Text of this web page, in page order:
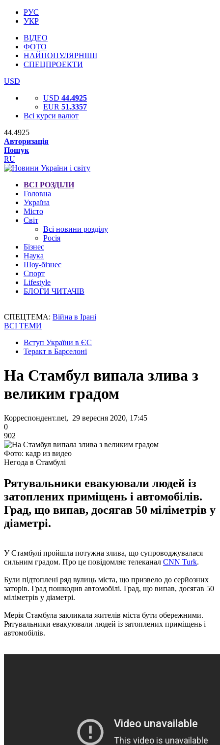
РУС
УКР
ВІДЕО
ФОТО
НАЙПОПУЛЯРНІШІ
СПЕЦПРОЕКТИ
USD
USD 44.4925
EUR 51.3357
Всі курси валют
44.4925
Авторизація
Пошук
RU
ВСІ РОЗДІЛИ
Головна
Україна
Місто
Світ
Всі новини розділу
Росія
Бізнес
Наука
Шоу-бізнес
Спорт
Lifestyle
БЛОГИ ЧИТАЧІВ
СПЕЦТЕМА: Війна в Ірані
ВСІ ТЕМИ
Вступ України в ЄС
Теракт в Барселоні
На Стамбул випала злива з
великим градом
Корреспондент.net, 29 вересня 2020, 17:45
0
902
Фото: кадр из видео
Негода в Стамбулі
Рятувальники евакуювали людей із
затоплених приміщень і автомобілів.
Град, що випав, досягав 50 міліметрів у
діаметрі.
У Стамбулі пройшла потужна злива, що супроводжувалася
сильним градом. Про це повідомляє телеканал CNN Turk.
Були підтоплені ряд вулиць міста, що призвело до серйозних
заторів. Град пошкодив автомобілі. Град, що випав, досягав 50
міліметрів у діаметрі.
Мерія Стамбула закликала жителів міста бути обережними.
Рятувальники евакуювали людей із затоплених приміщень і
автомобілів.